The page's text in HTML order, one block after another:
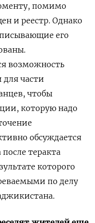
помимо
и реестр. Однако
его
возможность
части
чтобы
которую надо
обсуждается
теракта
которого
по делу